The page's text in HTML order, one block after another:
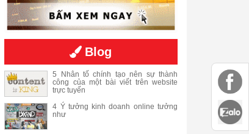
Blog
5 Nhân tố chính tạo nên sự thành
công của một bài viết trên website
trực tuyến
4 Ý tưởng kinh doanh online tưởng
như